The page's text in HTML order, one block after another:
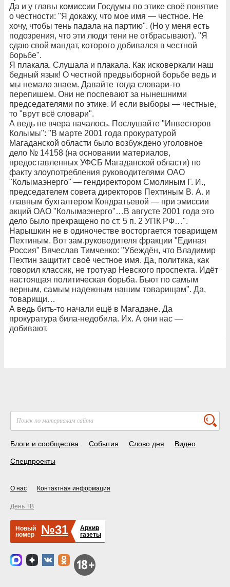
Да и у главы комиссии Госдумы по этике своё понятие
о честности: "Я докажу, что мое имя — честное. Не
хочу, чтобы тень падала на партию". (Но у меня есть
подозрения, что эти люди тени не отбрасывают). "Я
сдаю свой мандат, которого добивался в честной
борьбе".
Я плакала. Слушала и плакала. Как исковеркали наш
бедный язык! О честной предвыборной борьбе ведь и
мы немало знаем. Давайте тогда словари-то
перепишем. Они не поспевают за нынешними
председателями по этике. И если выборы — честные,
то "врут всё словари".
А ведь не вчера началось. Послушайте "Инвесторов
Колымы": "В марте 2001 года прокуратурой
Магаданской области было возбуждено уголовное
дело № 14158 (на основании материалов,
предоставленных УФСБ Магаданской области) по
факту злоупотребления руководителями ОАО
"Колымаэнерго" — гендиректором Смолиным Г. И.,
председателем совета директоров Пехтиным В. А. и
главным бухгалтером Кондратьевой — при эмиссии
акций ОАО "Колымаэнерго"…В августе 2001 года это
дело было прекращено по ст. 5 п. 2 УПК РФ…".
Нарышкин не в одиночестве восторгается товарищем
Пехтиным. Вот зам.руководителя фракции "Единая
Россия" Вячеслав Тимченко: "Убеждён, что Владимир
Пехтин защитит своё честное имя. Да, политика, как
говорил классик, не тротуар Невского проспекта. Идёт
настоящая политическая борьба. Бьют по самым
верным, самым надежным нашим товарищам". Да,
товарищи…
А ведь бить-то начали ещё в Магадане. Да
прокуратура била-недобила. Их. А они нас —
добивают.
Блоги и сообщества События Слово дня Видео
Спецпроекты
О нас Контактная информация
День ТВ
Новый
номер
№31
Архив
газеты